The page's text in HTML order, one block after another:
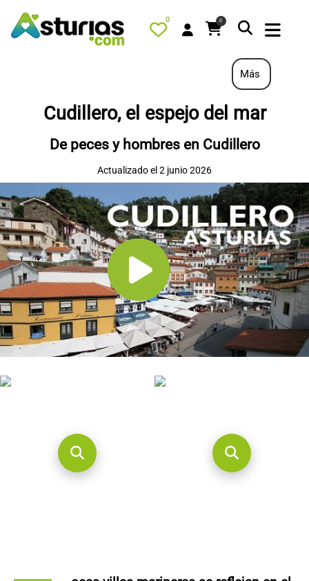
0 0
QUÉ HACER
ALOJAMIENTOS
RESTAURANTES
TURISMO ACTIVO
TIENDA
AGENDA
OFERTAS
CONTACTO
Más
Cudillero, el espejo del mar
De peces y hombres en Cudillero
Actualizado el 2 junio 2026